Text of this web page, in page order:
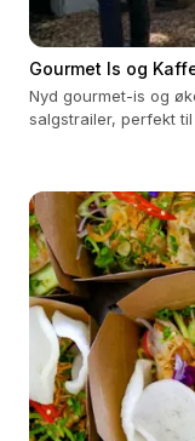
Gourmet Is og
Nyd gourmet-is og
salgstrailer, perfekt